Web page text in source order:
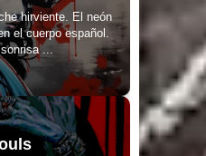
hirviente. El neón
el cuerpo español.
...